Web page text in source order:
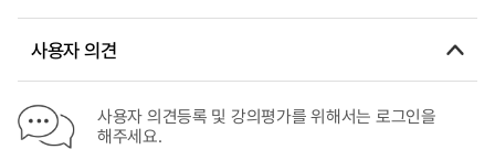
Adaptation, and Major Satisfaction of University Students :
Comparison between Autonomous Major Students and
Traditional Major Students
사용자 의견
사용자 의견등록 및 강의평가를 위해서는 로그인을
해주세요.